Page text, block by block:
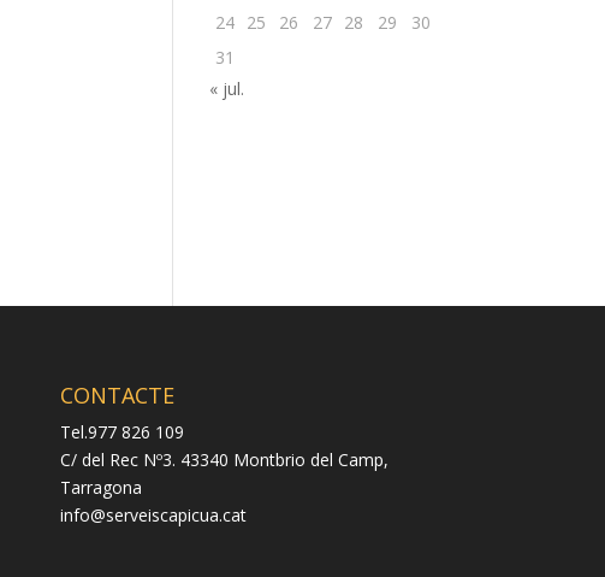
24 25 26 27 28 29
30
31
« jul.
CONTACTE
Tel.977 826 109
C/ del Rec Nº3. 43340 Montbrio del Camp,
Tarragona
info@serveiscapicua.cat